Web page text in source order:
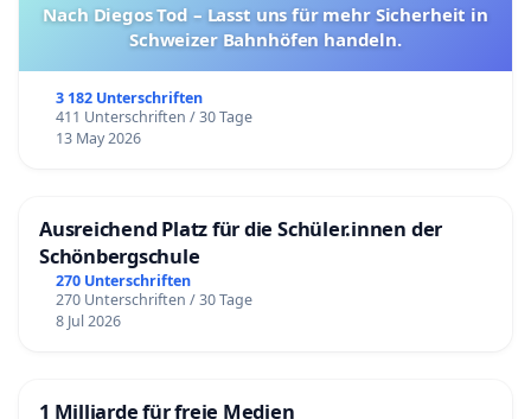
Nach Diegos Tod – Lasst uns für mehr Sicherheit in
Schweizer Bahnhöfen handeln.
3 182 Unterschriften
411 Unterschriften / 30 Tage
13 May 2026
Ausreichend Platz für die Schüler.innen der
Schönbergschule
270 Unterschriften
270 Unterschriften / 30 Tage
8 Jul 2026
1 Milliarde für freie Medien